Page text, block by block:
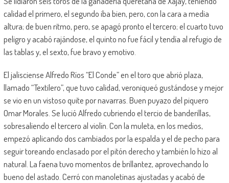
calidad el primero, el segundo iba bien, pero, con la cara a media
altura; de buen ritmo, pero, se apagó pronto el tercero; el cuarto tuvo
peligro y acabó rajándose, el quinto no fue fácil y tendía al refugio de
las tablas y, el sexto, fue bravo y emotivo.
El jalisciense Alfredo Ríos “El Conde” en el toro que abrió plaza,
llamado “Textilero”, que tuvo calidad, veroniqueó gustándose y mejor
se vio en un vistoso quite por navarras. Buen puyazo del piquero
Omar Morales. Se lució Alfredo cubriendo el tercio de banderillas,
sobresaliendo el tercero al violín. Con la muleta, en los medios,
empezó aplicando dos cambiados por la espalda y el de pecho para
seguir toreando enclasado por el pitón derecho y también lo hizo al
natural. La faena tuvo momentos de brillantez, aprovechando lo
bueno del astado. Cerró con manoletinas ajustadas y acabó de